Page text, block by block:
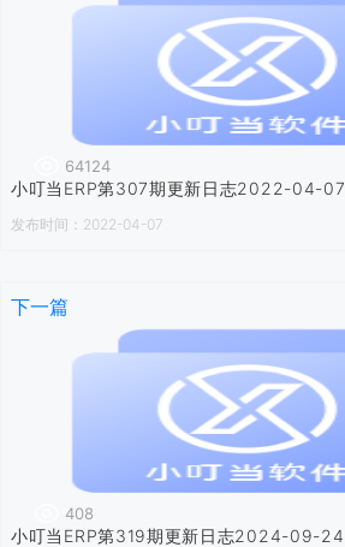
64124
小叮当ERP第307期更新日志2022-04-07
发布时间：2022-04-07
下一篇
408
小叮当ERP第319期更新日志2024-09-24